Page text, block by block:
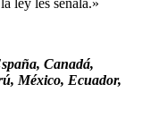
ley les señala.»
Canadá,
México, Ecuador,